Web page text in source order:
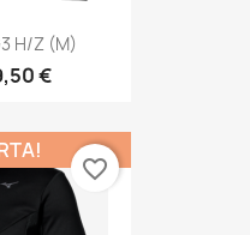
H/z (M)
€
favorite_border